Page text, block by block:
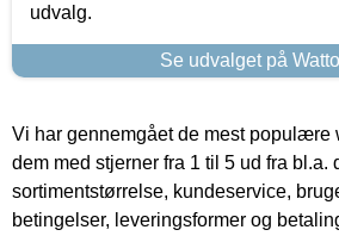
udvalg.
Se udvalget på
Vi har gennemgået de mest populære
dem med stjerner fra 1 til 5 ud fra bl.a.
sortimentstørrelse, kundeservice,
betingelser, leveringsformer og